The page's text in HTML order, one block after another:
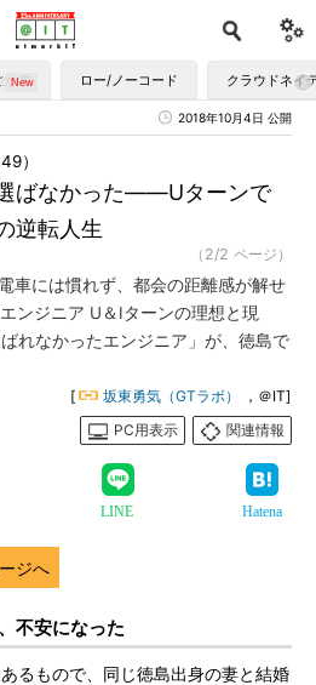
かす ロー/ノーコード クラウドネイ
2018年10月4日 公開
ばなかった――Uターンで
逆転人生
）
（2/2 ページ）
車には慣れず、都会の距離感が解せ
ジニア U＆Iターンの理想と現
れなかったエンジニア」が、徳島で
[ 坂東勇気（GTラボ）
，＠IT]
PC用表示
関連情報
LINE Hatena
ジへ
不安になった
るもので、同じ徳島出身の妻と結婚